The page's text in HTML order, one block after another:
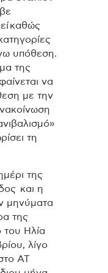
καθώς
υπόθεση.
της
να
με την
τη
της
και η
μηνύματα
της
του Ηλία
λίγο
ΑΤ